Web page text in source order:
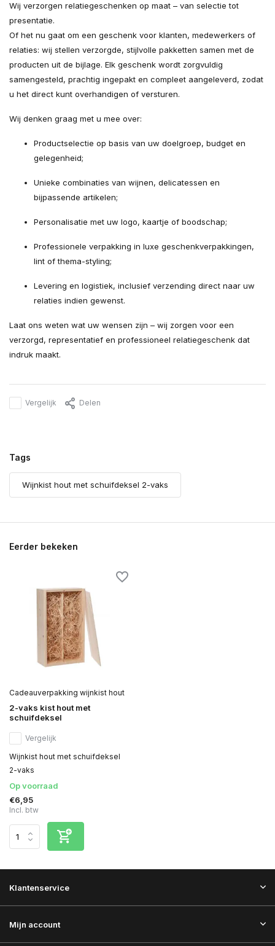
Wij verzorgen relatiegeschenken op maat – van selectie tot
presentatie.
Of het nu gaat om een geschenk voor klanten, medewerkers of
relaties: wij stellen verzorgde, stijlvolle pakketten samen met de
producten uit de bijlage. Elk geschenk wordt zorgvuldig
samengesteld, prachtig ingepakt en compleet aangeleverd, zodat
u het direct kunt overhandigen of versturen.
Wij denken graag met u mee over:
Productselectie op basis van uw doelgroep, budget en
gelegenheid;
Unieke combinaties van wijnen, delicatessen en
bijpassende artikelen;
Personalisatie met uw logo, kaartje of boodschap;
Professionele verpakking in luxe geschenkverpakkingen,
lint of thema-styling;
Levering en logistiek, inclusief verzending direct naar uw
relaties indien gewenst.
Laat ons weten wat uw wensen zijn – wij zorgen voor een
verzorgd, representatief en professioneel relatiegeschenk dat
indruk maakt.
Vergelijk Delen
Tags
Wijnkist hout met schuifdeksel 2-vaks
Eerder bekeken
Cadeauverpakking wijnkist hout
2-vaks kist hout met
schuifdeksel
Vergelijk
Wijnkist hout met schuifdeksel
2-vaks
Op voorraad
€6,95
Incl. btw
Klantenservice
Mijn account